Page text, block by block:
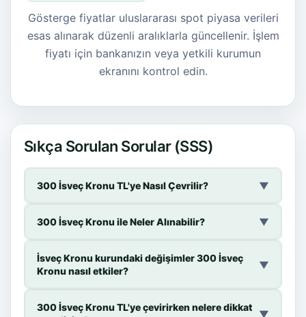
Gösterge fiyatlar uluslararası spot piyasa verileri
esas alınarak düzenli aralıklarla güncellenir. İşlem
fiyatı için bankanızın veya yetkili kurumun
ekranını kontrol edin.
Sıkça Sorulan Sorular (SSS)
300 İsveç Kronu TL'ye Nasıl Çevrilir? ▼
300 İsveç Kronu ile Neler Alınabilir? ▼
İsveç Kronu kurundaki değişimler 300 İsveç
Kronu nasıl etkiler?
▼
300 İsveç Kronu TL'ye çevirirken nelere dikkat
▼